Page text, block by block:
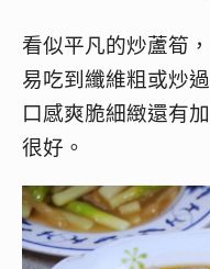
看似平凡的炒蘆筍
易吃到纖維粗或炒
口感爽脆細緻還有
很好。